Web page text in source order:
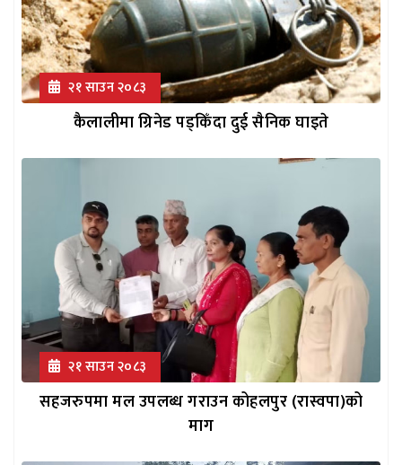
२१ साउन २०८३
कैलालीमा ग्रिनेड पड्किँदा दुई सैनिक घाइते
२१ साउन २०८३
सहजरुपमा मल उपलब्ध गराउन कोहलपुर (रास्वपा)को
माग